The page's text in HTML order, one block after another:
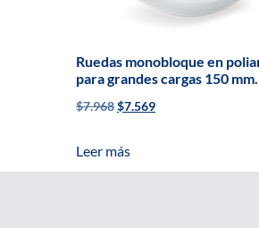
Ruedas monobloque en
para grandes cargas 150 mm.
$7.968$7.569
Leer más